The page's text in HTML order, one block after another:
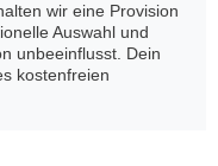
wir eine Provision
Auswahl und
unbeeinflusst. Dein
kostenfreien